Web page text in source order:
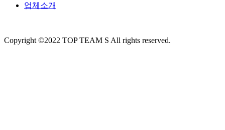
업체소개
Copyright ©2022 TOP TEAM S All rights reserved.